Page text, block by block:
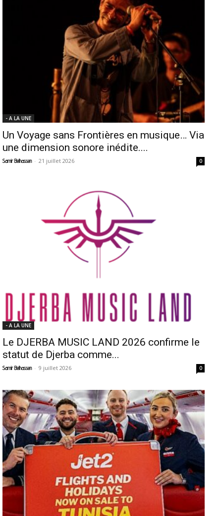
- A LA UNE
Un Voyage sans Frontières en musique… Via
une dimension sonore inédite....
Samir Belhassen - 21 juillet 2026 0
- A LA UNE
Le DJERBA MUSIC LAND 2026 confirme le
statut de Djerba comme...
Samir Belhassen - 9 juillet 2026 0